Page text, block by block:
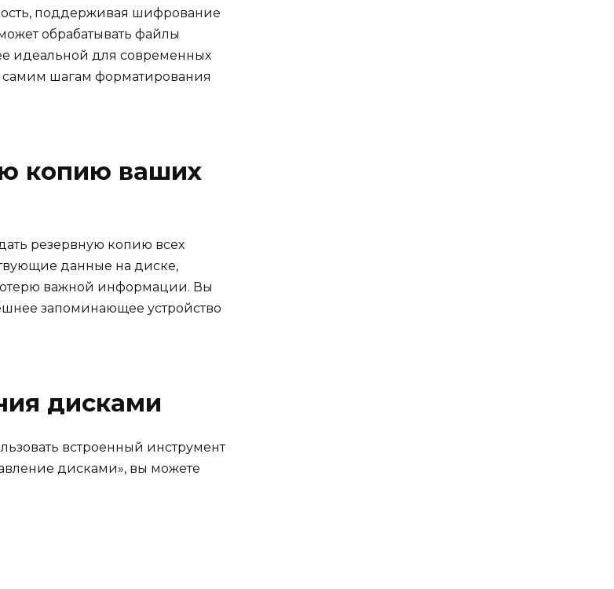
поддерживая шифрование
обрабатывать файлы
идеальной для современных
самим шагам форматирования
копию ваших
резервную копию всех
данные на диске,
важной информации. Вы
запоминающее устройство
дисками
встроенный инструмент
дисками», вы можете